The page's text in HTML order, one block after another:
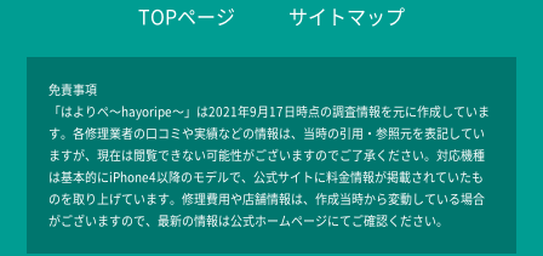
TOPページ サイトマップ
免責事項
「はよりぺ～hayoripe～」は2021年9月17日時点の調査情報を元に作成していま
す。各修理業者の口コミや実績などの情報は、当時の引用・参照元を表記してい
ますが、現在は閲覧できない可能性がございますのでご了承ください。対応機種
は基本的にiPhone4以降のモデルで、公式サイトに料金情報が掲載されていたも
のを取り上げています。修理費用や店舗情報は、作成当時から変動している場合
がございますので、最新の情報は公式ホームページにてご確認ください。